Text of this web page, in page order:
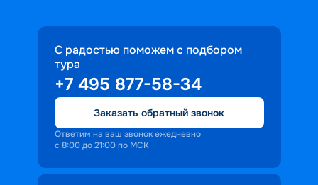
С радостью поможем с подбором
тура
+7 495 877-58-34
Заказать обратный звонок
Ответим на ваш звонок ежедневно
с 8:00 до 21:00 по МСК